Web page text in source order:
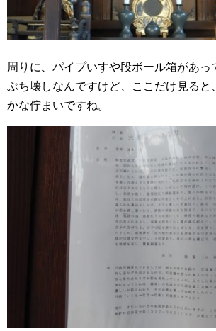
周りに、パイプいすや段ボール箱があっ
ぶち壊しなんですけど、ここだけ見ると
かな佇まいですね。